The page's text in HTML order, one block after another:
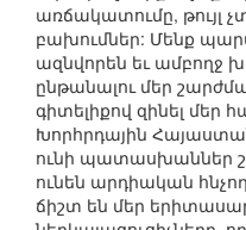
առճակատումը, թույլ
բախումներ: Մենք
ազնվորեն եւ ամբողջ
ընթանալու մեր
գիտելիքով զինել
Խորհրդային
ունի պատասխաններ
ունեն արդիական
ճիշտ են մեր